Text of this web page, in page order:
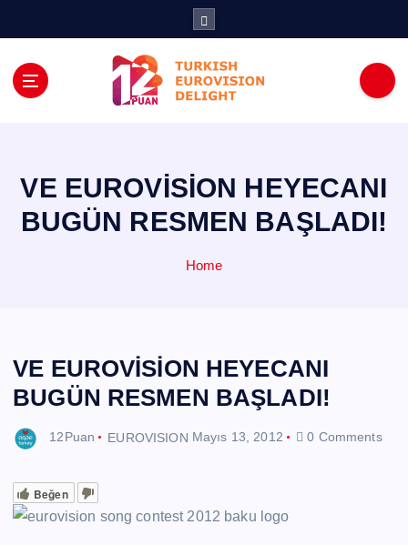
VE EUROVİSİON HEYECANI
BUGÜN RESMEN BAŞLADI!
Home
VE EUROVİSİON HEYECANI
BUGÜN RESMEN BAŞLADI!
12Puan EUROVISION Mayıs 13, 2012 0 Comments
Beğen